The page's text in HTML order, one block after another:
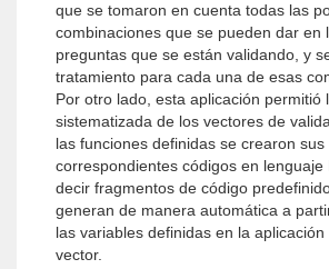
que se tomaron en cuenta todas las
combinaciones que se pueden dar en
preguntas que se están validando, y
tratamiento para cada una de esas
Por otro lado, esta aplicación permitió
sistematizada de los vectores de
las funciones definidas se crearon sus
correspondientes códigos en lenguaje
decir fragmentos de código
generan de manera automática a
las variables definidas en la aplicación
vector.